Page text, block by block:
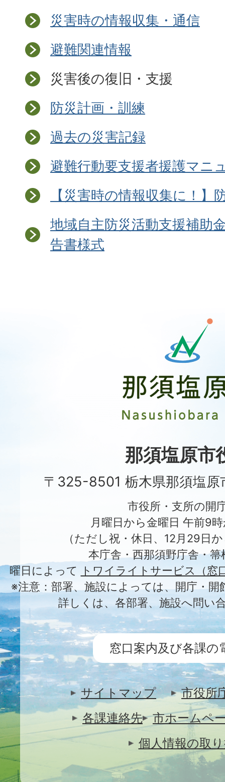
災害時の情報収集・通信
避難関連情報
災害後の復旧・支援
防災計画・訓練
過去の災害記録
避難行動要支援者援護マニ
【災害時の情報収集に！】
地域自主防災活動支援補助
告書様式
原
市
City
那須塩原市
〒325-8501 栃木県那須塩原
市役所・支所の開
月曜日から金曜日 午前9
（ただし祝・休日、12月29日
本庁舎・西那須野庁舎・
曜日によって
トワイライトサービス（窓
※注意：部署、施設によっては、開庁・
詳しくは、各部署、施設へ問い
窓口案内及び各課の
サイトマップ
市役所
各課連絡先
市ホームペ
個人情報の取